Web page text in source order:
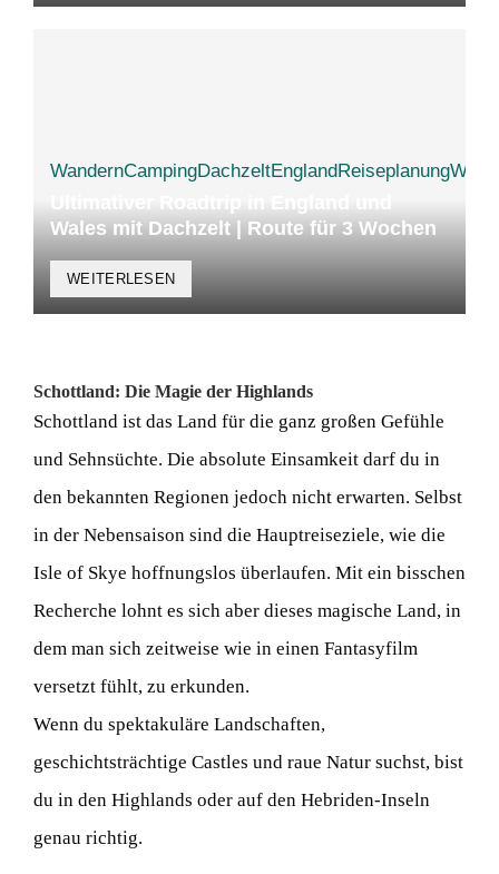
WandernCampingDachzeltEnglandReiseplanung
Wales mit Dachzelt | Route für 3 Wochen
WEITERLESEN
Schottland: Die Magie der Highlands
Schottland ist das Land für die ganz großen Gefühle
und Sehnsüchte. Die absolute Einsamkeit darf du in
den bekannten Regionen jedoch nicht erwarten. Selbst
in der Nebensaison sind die Hauptreiseziele, wie die
Isle of Skye hoffnungslos überlaufen. Mit ein bisschen
Recherche lohnt es sich aber dieses magische Land, in
dem man sich zeitweise wie in einen Fantasyfilm
versetzt fühlt, zu erkunden.
Wenn du spektakuläre Landschaften,
geschichtsträchtige Castles und raue Natur suchst, bist
du in den Highlands oder auf den Hebriden-Inseln
genau richtig.